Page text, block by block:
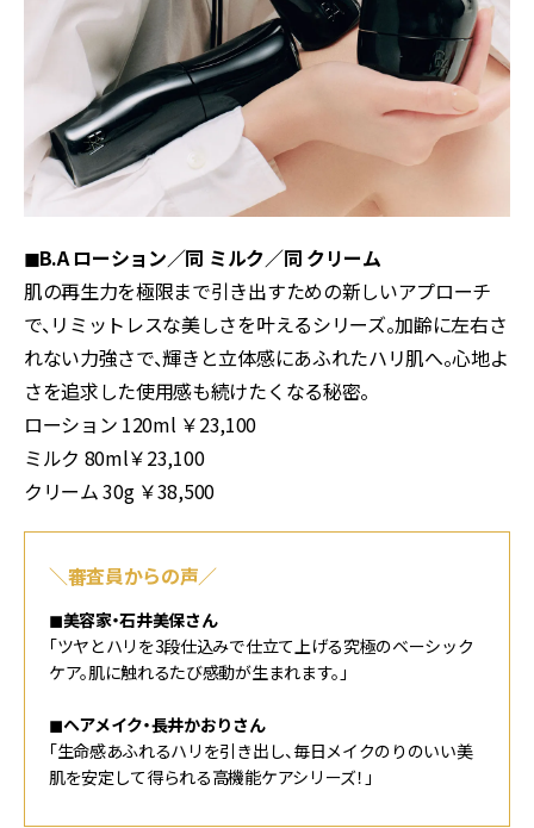
◼︎B.A ローション／同 ミルク／同 クリーム
肌の再生力を極限まで引き出すための新しいアプローチ
で、リミットレスな美しさを叶えるシリーズ。加齢に左右さ
れない力強さで、輝きと立体感にあふれたハリ肌へ。心地よ
さを追求した使用感も続けたくなる秘密。
ローション 120ml ￥23,100
ミルク 80ml￥23,100
クリーム 30g ￥38,500
＼審査員からの声／
◼︎美容家・石井美保さん
「ツヤとハリを3段仕込みで仕立て上げる究極のベーシック
ケア。肌に触れるたび感動が生まれます。」
◼︎ヘアメイク・長井かおりさん
「生命感あふれるハリを引き出し、毎日メイクのりのいい美
肌を安定して得られる高機能ケアシリーズ！」